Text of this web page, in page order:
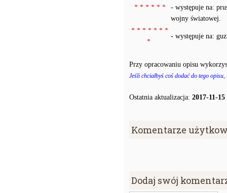
* * * * * *
- występuje na:
wojny światowej.
* * * * * * *
*
- występuje na:
Przy opracowaniu opisu
Jeśli chciałbyś coś dodać do tego
Ostatnia aktualizacja: 2017-11-15
Komentarze
Dodaj swój